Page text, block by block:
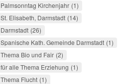
Palmsonntag Kirchenjahr 1
St. Elisabeth, Darmstadt 14
Darmstadt 26
Spanische Kath. Gemeinde Darmstadt 1
Thema Bio und Fair 2
für alle Thema Erziehung 1
Thema Flucht 1